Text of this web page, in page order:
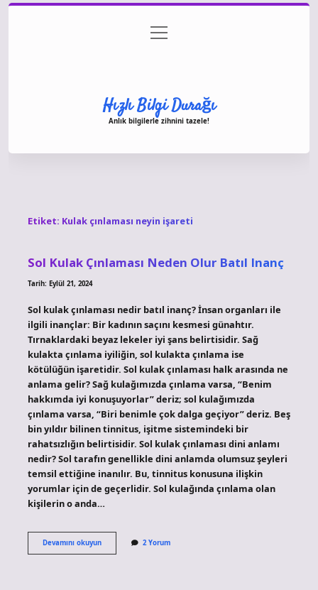
Gizlilik Politikası
menüyü
aç
Hızlı Bilgi Durağı
Anlık bilgilerle zihnini tazele!
Etiket: Kulak çınlaması neyin işareti
Sol Kulak Çınlaması Neden Olur Batıl Inanç
Tarih: Eylül 21, 2024
Sol kulak çınlaması nedir batıl inanç? İnsan organları ile
ilgili inançlar: Bir kadının saçını kesmesi günahtır.
Tırnaklardaki beyaz lekeler iyi şans belirtisidir. Sağ
kulakta çınlama iyiliğin, sol kulakta çınlama ise
kötülüğün işaretidir. Sol kulak çınlaması halk arasında ne
anlama gelir? Sağ kulağımızda çınlama varsa, “Benim
hakkımda iyi konuşuyorlar” deriz; sol kulağımızda
çınlama varsa, “Biri benimle çok dalga geçiyor” deriz. Beş
bin yıldır bilinen tinnitus, işitme sistemindeki bir
rahatsızlığın belirtisidir. Sol kulak çınlaması dini anlamı
nedir? Sol tarafın genellikle dini anlamda olumsuz şeyleri
temsil ettiğine inanılır. Bu, tinnitus konusuna ilişkin
yorumlar için de geçerlidir. Sol kulağında çınlama olan
kişilerin o anda…
Devamını okuyunSol
Kulak
2 Yorum